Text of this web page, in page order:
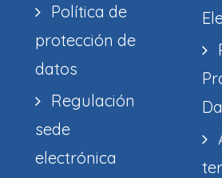
Política de
protección de
datos
Regulación
sede
electrónica